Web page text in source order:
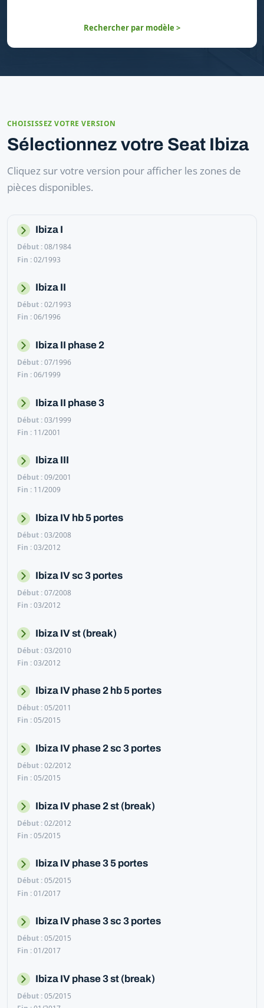
Rechercher par modèle >
CHOISISSEZ VOTRE VERSION
Sélectionnez votre Seat Ibiza
Cliquez sur votre version pour afficher les zones de
pièces disponibles.
Ibiza I
08/1984
02/1993
Ibiza II
02/1993
06/1996
Ibiza II phase 2
07/1996
06/1999
Ibiza II phase 3
03/1999
11/2001
Ibiza III
09/2001
11/2009
Ibiza IV hb 5 portes
03/2008
03/2012
Ibiza IV sc 3 portes
07/2008
03/2012
Ibiza IV st (break)
03/2010
03/2012
Ibiza IV phase 2 hb 5 portes
05/2011
05/2015
Ibiza IV phase 2 sc 3 portes
02/2012
05/2015
Ibiza IV phase 2 st (break)
02/2012
05/2015
Ibiza IV phase 3 5 portes
05/2015
01/2017
Ibiza IV phase 3 sc 3 portes
05/2015
01/2017
Ibiza IV phase 3 st (break)
05/2015